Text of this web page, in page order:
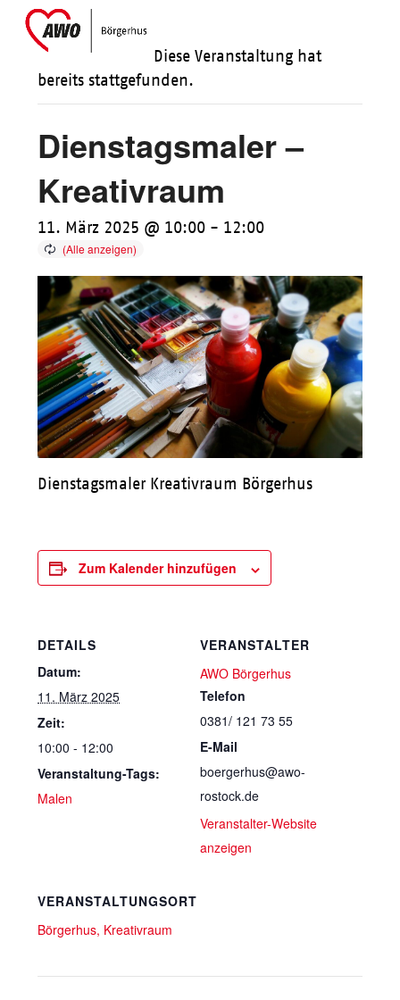
SkipOpen
mobile
Close
mobile
Diese Veranstaltung hat
bereits stattgefunden.
Dienstagsmaler –
Kreativraum
11. März 2025 @ 10:00 - 12:00
Dienstagsmaler Kreativraum Börgerhus
Zum Kalender hinzufügen
DETAILS
Datum:
11. März 2025
Zeit:
10:00 - 12:00
Veranstaltung-Tags:
Malen
VERANSTALTER
AWO Börgerhus
Telefon
0381/ 121 73 55
E-Mail
boergerhus@awo-
rostock.de
Veranstalter-Website
anzeigen
VERANSTALTUNGSORT
Börgerhus, Kreativraum